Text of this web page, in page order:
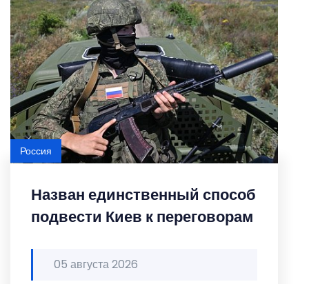
Назван единственный способ
подвести Киев к переговорам
05 августа 2026
Россия